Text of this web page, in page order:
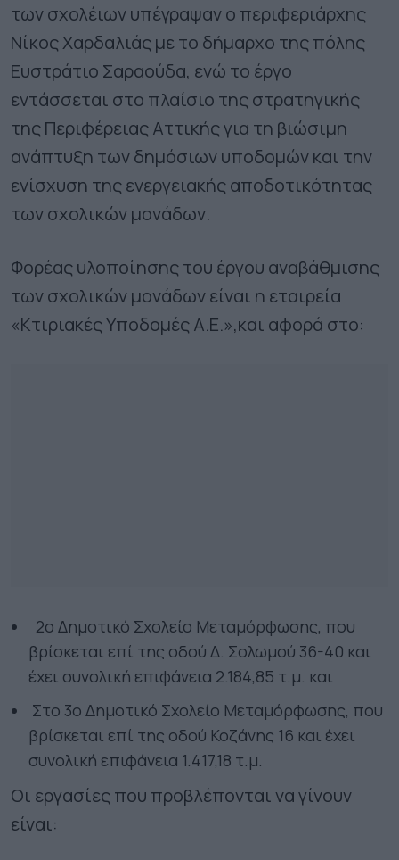
των σχολέιων υπέγραψαν ο περιφεριάρχης
Νίκος Χαρδαλιάς με το δήμαρχο της πόλης
Ευστράτιο Σαραούδα, ενώ το έργο
εντάσσεται στο πλαίσιο της στρατηγικής
της Περιφέρειας Αττικής για τη βιώσιμη
ανάπτυξη των δημόσιων υποδομών και την
ενίσχυση της ενεργειακής αποδοτικότητας
των σχολικών μονάδων.
Φορέας υλοποίησης του έργου αναβάθμισης
των σχολικών μονάδων είναι η εταιρεία
«Κτιριακές Υποδομές Α.Ε.»,και αφορά στο:
⁠ ⁠ 2ο Δημοτικό Σχολείο Μεταμόρφωσης, που
βρίσκεται επί της οδού Δ. Σολωμού 36-40 και
έχει συνολική επιφάνεια 2.184,85 τ.μ. και
⁠ ⁠Στο 3ο Δημοτικό Σχολείο Μεταμόρφωσης, που
βρίσκεται επί της οδού Κοζάνης 16 και έχει
συνολική επιφάνεια 1.417,18 τ.μ.
Οι εργασίες που προβλέπονται να γίνουν
είναι: